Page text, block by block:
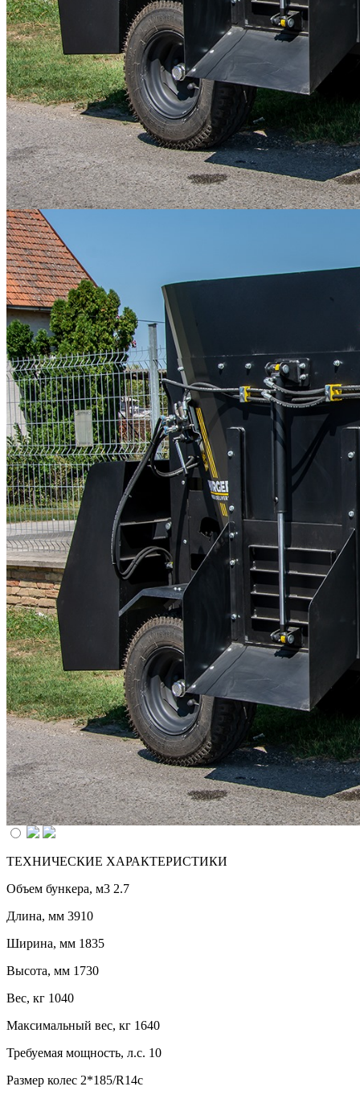
ТЕХНИЧЕСКИЕ ХАРАКТЕРИСТИКИ
Объем бункера, м3 2.7
Длина, мм 3910
Ширина, мм 1835
Высота, мм 1730
Вес, кг 1040
Максимальный вес, кг 1640
Требуемая мощность, л.с. 10
Размер колес 2*185/R14c